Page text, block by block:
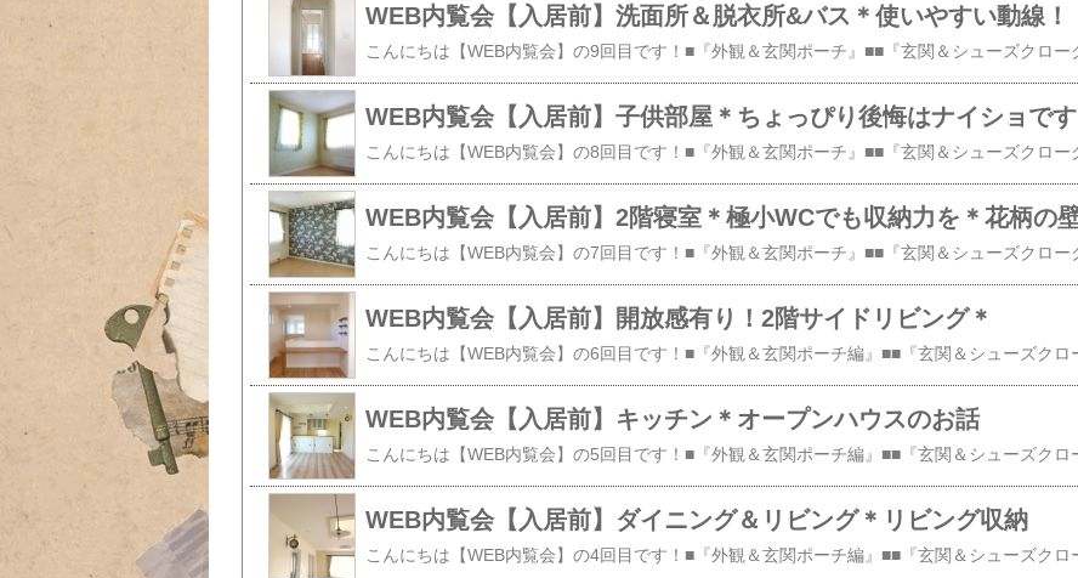
WEB内覧会【入居前】洗面所＆脱衣所&バス＊使いやすい動線！
WEB内覧会【入居前】子供部屋＊ちょっぴり後悔はナイショです
WEB内覧会【入居前】開放感有り！2階サイドリビング＊
WEB内覧会【入居前】キッチン＊オープンハウスのお話
WEB内覧会【入居前】ダイニング＆リビング＊リビング収納